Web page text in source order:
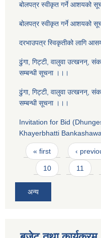
बोलपत्र स्वीकृत गर्ने आशयको
बोलपत्र स्वीकृत गर्ने आशयको
दरभाउपत्र स्विकृतीको लागि
ढुंगा, गिट्टी, वालुवा उत्खनन्,
सम्बन्धी सूचना ।।।
ढुंगा, गिट्टी, वालुवा उत्खनन्,
सम्बन्धी सूचना ।।।
Invitation for Bid
Khayerbhatti
Pages
« first ‹
10 11
अन्य